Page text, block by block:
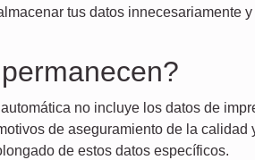
tus datos innecesariamente
no incluye los datos de
de aseguramiento de la
de estos datos específicos.